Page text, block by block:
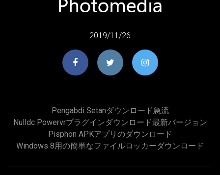
2019/11/26
Pengabdi Setanダウンロード急流
Nulldc Powervrプラグインダウンロード最新バージョン
Pisphon APKアプリのダウンロード
Windows 8用の簡単なファイルロッカーダウンロード